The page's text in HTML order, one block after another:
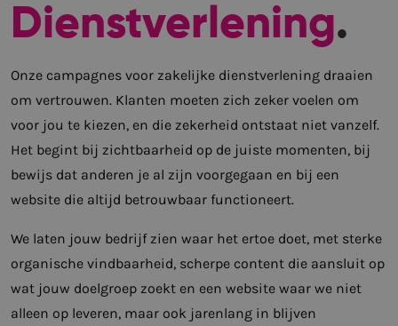
Dienstverlening.
Onze campagnes voor zakelijke dienstverlening draaien
om vertrouwen. Klanten moeten zich zeker voelen om
voor jou te kiezen, en die zekerheid ontstaat niet vanzelf.
Het begint bij zichtbaarheid op de juiste momenten, bij
bewijs dat anderen je al zijn voorgegaan en bij een
website die altijd betrouwbaar functioneert.
We laten jouw bedrijf zien waar het ertoe doet, met sterke
organische vindbaarheid, scherpe content die aansluit op
wat jouw doelgroep zoekt en een website waar we niet
alleen op leveren, maar ook jarenlang in blijven